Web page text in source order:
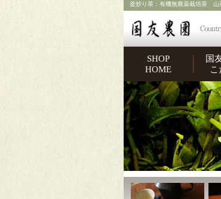
釜炒り茶：有機無農薬栽培茶 山
SHOP
HOME
国
こ